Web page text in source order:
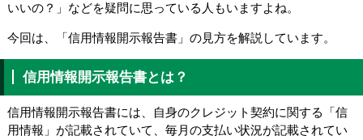
いいの？」などを疑問に思っている人もいますよね。
今回は、「信用情報開示報告書」の見方を解説しています。
信用情報開示報告書とは？
信用情報開示報告書には、自身のクレジット契約に関する「信
用情報」が記載されていて、毎月の支払い状況が記載されてい